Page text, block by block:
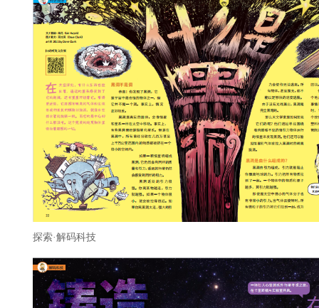
探索·解码科技